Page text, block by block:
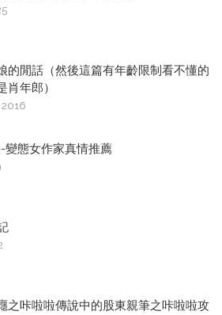
的閒話（然後這篇有年齡限制看不懂的
肖年郎）
變態女作家真情推薦
之咔啦啦傳說中的股東親筆之咔啦啦攻